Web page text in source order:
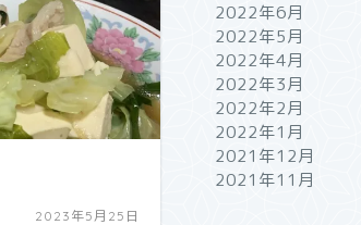
2023年5月25日
2022年6月
2022年5月
2022年4月
2022年3月
2022年2月
2022年1月
2021年12月
2021年11月